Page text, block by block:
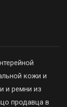
кожи и
и ремни из
продавца в